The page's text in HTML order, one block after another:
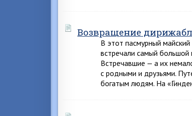
Возвращение
В этот пасмурный
встречали самый большой
Встречавшие — а их
с родными и друзьями.
богатым людям. На